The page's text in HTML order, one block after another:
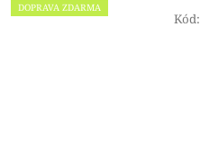
DOPRAVA ZDARMA
Kód: